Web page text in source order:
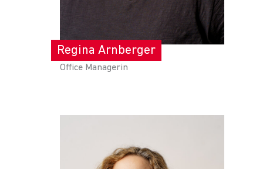
Regina Arnberger
Office Managerin